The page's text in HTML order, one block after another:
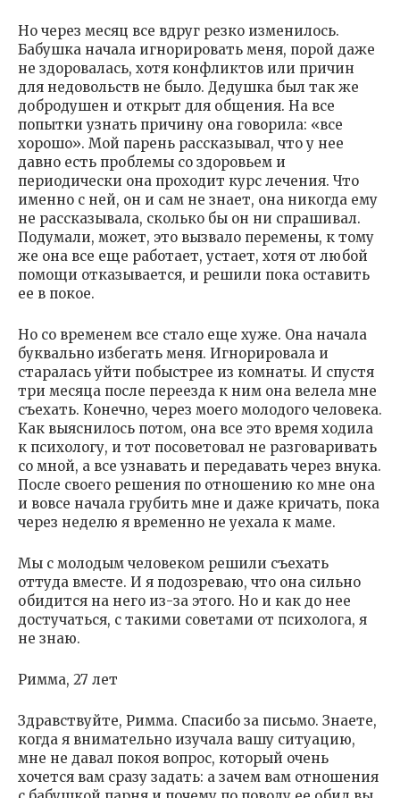
Но через месяц все вдруг резко изменилось.
Бабушка начала игнорировать меня, порой даже
не здоровалась, хотя конфликтов или причин
для недовольств не было. Дедушка был так же
добродушен и открыт для общения. На все
попытки узнать причину она говорила: «все
хорошо». Мой парень рассказывал, что у нее
давно есть проблемы со здоровьем и
периодически она проходит курс лечения. Что
именно с ней, он и сам не знает, она никогда ему
не рассказывала, сколько бы он ни спрашивал.
Подумали, может, это вызвало перемены, к тому
же она все еще работает, устает, хотя от любой
помощи отказывается, и решили пока оставить
ее в покое.
Но со временем все стало еще хуже. Она начала
буквально избегать меня. Игнорировала и
старалась уйти побыстрее из комнаты. И спустя
три месяца после переезда к ним она велела мне
съехать. Конечно, через моего молодого человека.
Как выяснилось потом, она все это время ходила
к психологу, и тот посоветовал не разговаривать
со мной, а все узнавать и передавать через внука.
После своего решения по отношению ко мне она
и вовсе начала грубить мне и даже кричать, пока
через неделю я временно не уехала к маме.
Мы с молодым человеком решили съехать
оттуда вместе. И я подозреваю, что она сильно
обидится на него из-за этого. Но и как до нее
достучаться, с такими советами от психолога, я
не знаю.
Римма, 27 лет
Здравствуйте, Римма. Спасибо за письмо. Знаете,
когда я внимательно изучала вашу ситуацию,
мне не давал покоя вопрос, который очень
хочется вам сразу задать: а зачем вам отношения